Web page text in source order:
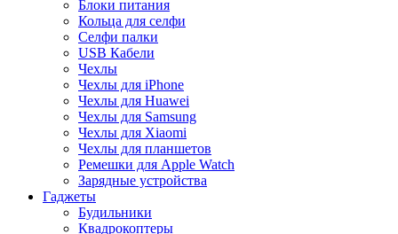
Блоки питания
Кольца для селфи
Селфи палки
USB Кабели
Чехлы
Чехлы для iPhone
Чехлы для Huawei
Чехлы для Samsung
Чехлы для Xiaomi
Чехлы для планшетов
Ремешки для Apple Watch
Зарядные устройства
Гаджеты
Будильники
Квадрокоптеры